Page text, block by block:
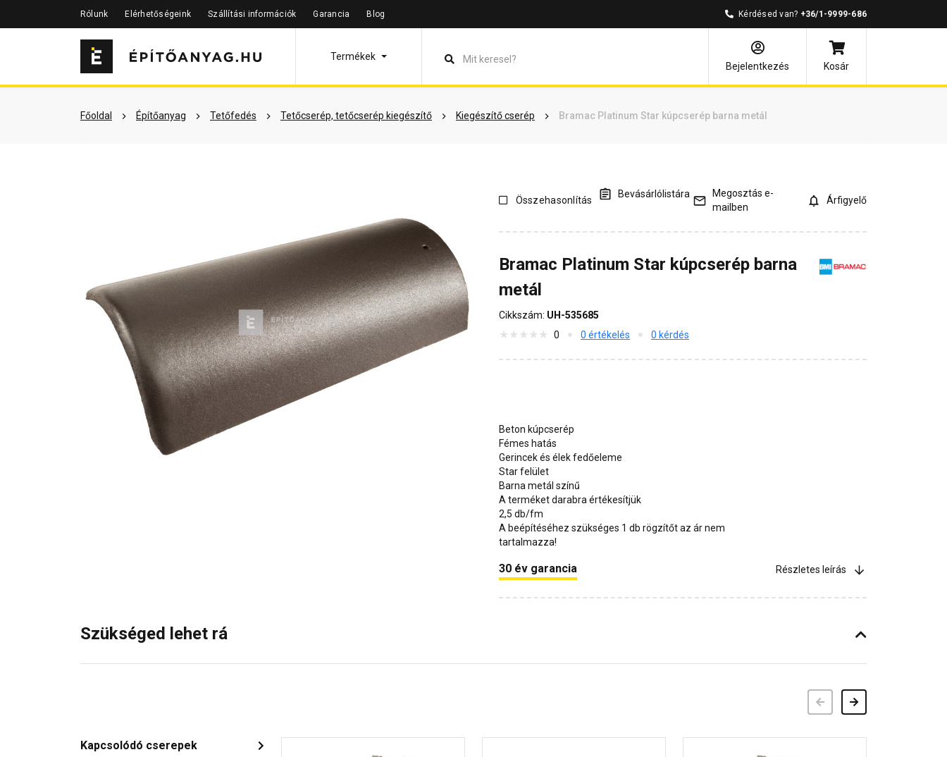
Rólunk Elérhetőségeink Szállítási információk Garancia Blog Kérdésed van? +36/1-9999-686
Termékek
Bejelentkezés
Kosár
Főoldal Építőanyag Tetőfedés Tetőcserép, tetőcserép kiegészítő Kiegészítő cserép Bramac Platinum Star kúpcserép barna metál
Szükséged lehet rá Részletes leírás Termékinformáció Dokumentumok Vásárlói vélemények Kérdések és válaszok
Összehasonlítás
Bevásárlólistára
Megosztás e-
mailben
Árfigyelő
Bramac Platinum Star kúpcserép barna
metál
Cikkszám: UH-535685
0
0 értékelés 0 kérdés
Beton kúpcserép
Fémes hatás
Gerincek és élek fedőeleme
Star felület
Barna metál színű
A terméket darabra értékesítjük
2,5 db/fm
A beépítéséhez szükséges 1 db rögzítőt az ár nem
tartalmazza!
30 év garancia Részletes leírás
Szükséged lehet rá
Kapcsolódó cserepek
Előző Következő